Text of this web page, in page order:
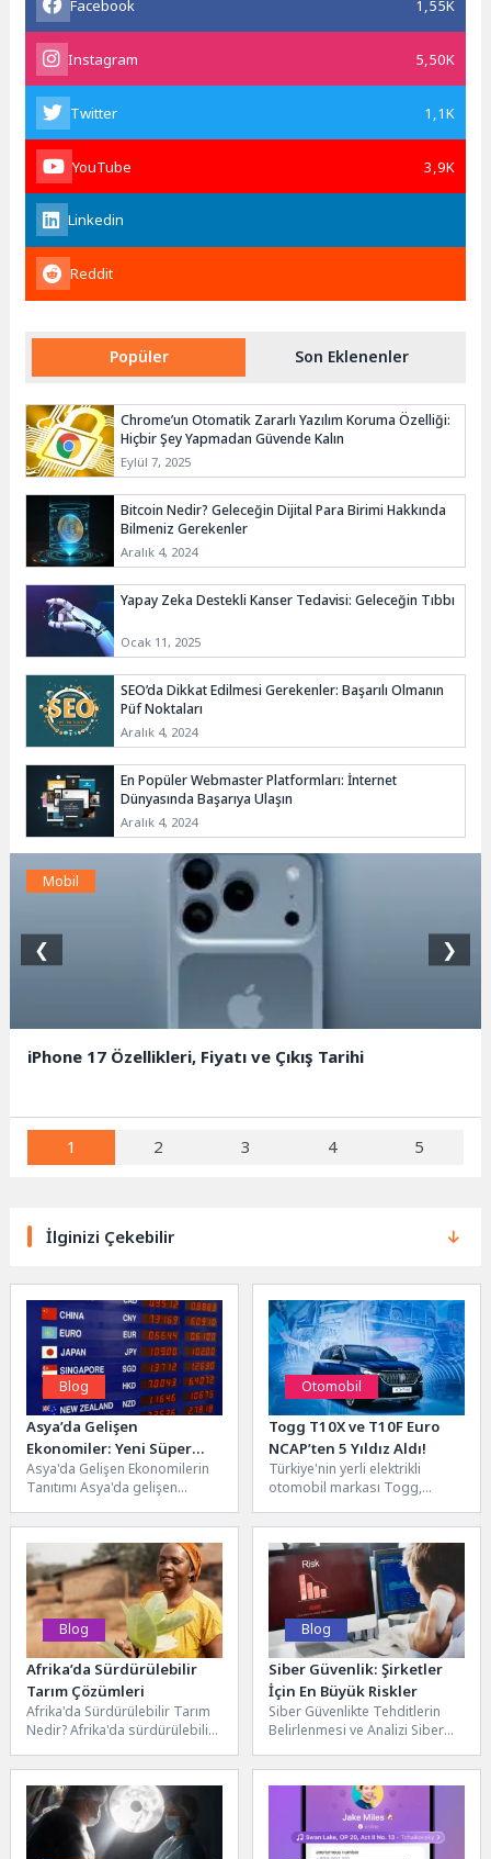
Facebook 1,55K
Instagram 5,50K
Twitter 1,1K
YouTube 3,9K
Linkedin
Reddit
Popüler Son Eklenenler
Chrome’un Otomatik Zararlı Yazılım Koruma Özelliği:
Hiçbir Şey Yapmadan Güvende Kalın
Eylül 7, 2025
Bitcoin Nedir? Geleceğin Dijital Para Birimi Hakkında
Bilmeniz Gerekenler
Aralık 4, 2024
Yapay Zeka Destekli Kanser Tedavisi: Geleceğin Tıbbı
Ocak 11, 2025
SEO’da Dikkat Edilmesi Gerekenler: Başarılı Olmanın
Püf Noktaları
Aralık 4, 2024
En Popüler Webmaster Platformları: İnternet
Dünyasında Başarıya Ulaşın
Aralık 4, 2024
Mobil
iPhone 17 Özellikleri, Fiyatı ve Çıkış Tarihi
❮ ❯
1 2 3 4 5
İlginizi Çekebilir
Blog
Asya’da Gelişen
Ekonomiler: Yeni Süper
Güçler
Asya'da Gelişen Ekonomilerin
Tanıtımı Asya'da gelişen
dikkat çeken ve önemli fırsatlar
sunan...
Otomobil
Togg T10X ve T10F Euro
NCAP’ten 5 Yıldız Aldı!
Türkiye'nin yerli elektrikli
otomobil markası Togg,
testleri olan Euro NCAP'ten
T10X SUV...
Blog
Afrika’da Sürdürülebilir
Tarım Çözümleri
Afrika'da Sürdürülebilir Tarım
Nedir? Afrika'da sürdürülebilir
sosyal sürdürülebilirliği göz
önünde bulundurarak...
Blog
Siber Güvenlik: Şirketler
İçin En Büyük Riskler
Siber Güvenlikte Tehditlerin
Belirlenmesi ve Analizi Siber
karmaşık hale gelen...